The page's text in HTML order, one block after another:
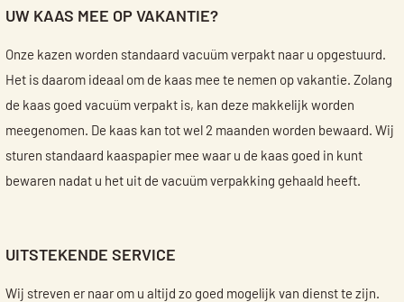
UW KAAS MEE OP VAKANTIE?
Onze kazen worden standaard vacuüm verpakt naar u opgestuurd.
Het is daarom ideaal om de kaas mee te nemen op vakantie. Zolang
de kaas goed vacuüm verpakt is, kan deze makkelijk worden
meegenomen. De kaas kan tot wel 2 maanden worden bewaard. Wij
sturen standaard kaaspapier mee waar u de kaas goed in kunt
bewaren nadat u het uit de vacuüm verpakking gehaald heeft.
UITSTEKENDE SERVICE
Wij streven er naar om u altijd zo goed mogelijk van dienst te zijn.